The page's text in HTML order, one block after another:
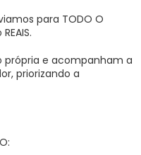
para TODO O
própria e acompanham a
priorizando a